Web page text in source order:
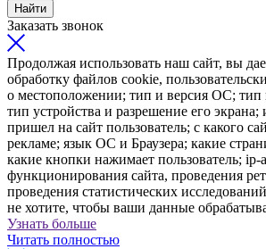
Найти
Заказать звонок
Продолжая использовать наш сайт, вы
обработку файлов cookie,
о местоположении; тип и версия ОС; тип
тип устройства и разрешение его экрана;
пришел на сайт пользователь; с какого
рекламе; язык ОС и Браузера; какие
какие кнопки нажимает пользователь; ip-
функционирования сайта, проведения
проведения статистических
не хотите, чтобы ваши данные
Узнать больше
Читать полностью